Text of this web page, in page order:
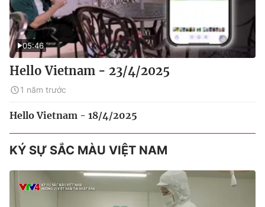
05:46
Hello Vietnam - 23/4/2025
1 năm trước
Hello Vietnam - 18/4/2025
KÝ SỰ SẮC MÀU VIỆT NAM